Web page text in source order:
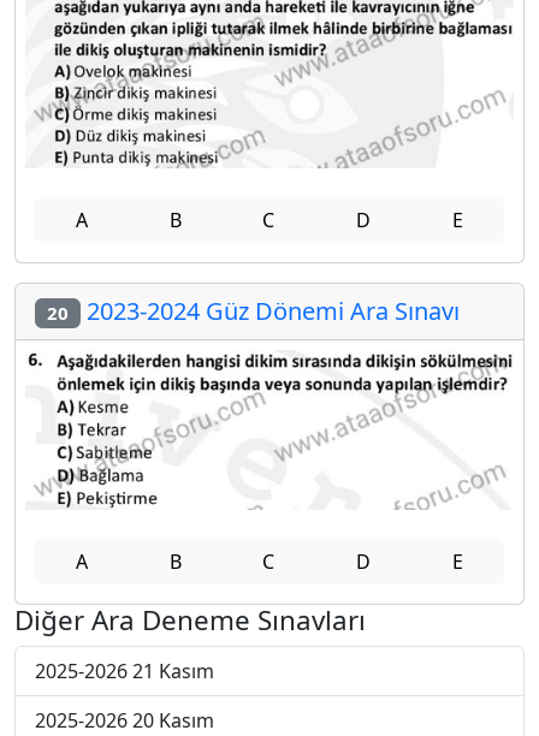
A B C D E
20 2023-2024 Güz Dönemi Ara Sınavı
A B C D E
Diğer Ara Deneme Sınavları
2025-2026 21 Kasım
2025-2026 20 Kasım